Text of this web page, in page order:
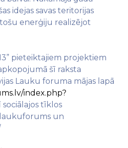
idejas savas teritorijas
enerģiju realizējot
pieteiktajiem projektiem
šī raksta
Lauku foruma mājas lapā
index.php?
sociālajos tīklos
un